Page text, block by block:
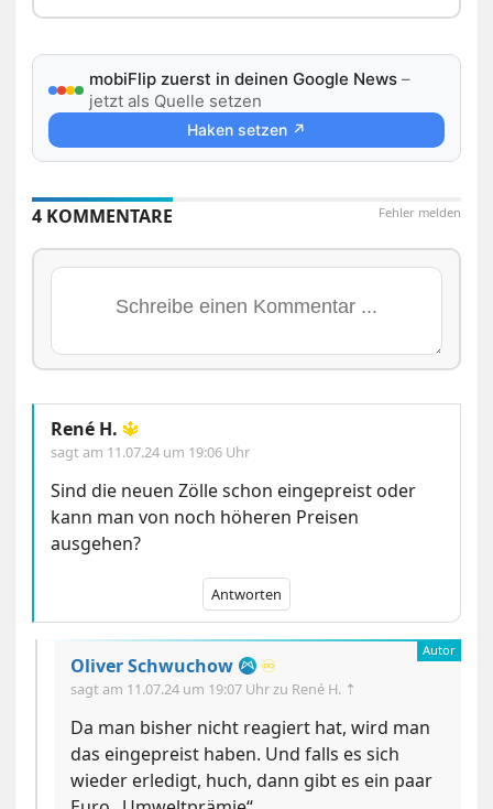
mobiFlip zuerst in deinen Google News –
jetzt als Quelle setzen
Haken setzen ↗
Fehler melden
4 KOMMENTARE
René H. 🔱
sagt am 11.07.24 um 19:06 Uhr
Sind die neuen Zölle schon eingepreist oder
kann man von noch höheren Preisen
ausgehen?
Antworten
Oliver Schwuchow ♾️
sagt am 11.07.24 um 19:07 Uhr zu René H. ⇡
Da man bisher nicht reagiert hat, wird man
das eingepreist haben. Und falls es sich
wieder erledigt, huch, dann gibt es ein paar